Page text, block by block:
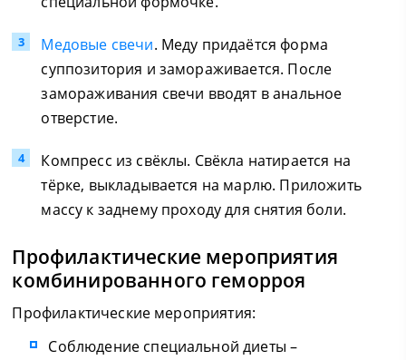
Медовые свечи. Меду придаётся форма
суппозитория и замораживается. После
замораживания свечи вводят в анальное
отверстие.
Компресс из свёклы. Свёкла натирается на
тёрке, выкладывается на марлю. Приложить
массу к заднему проходу для снятия боли.
Профилактические мероприятия
комбинированного геморроя
Профилактические мероприятия:
Соблюдение специальной диеты –